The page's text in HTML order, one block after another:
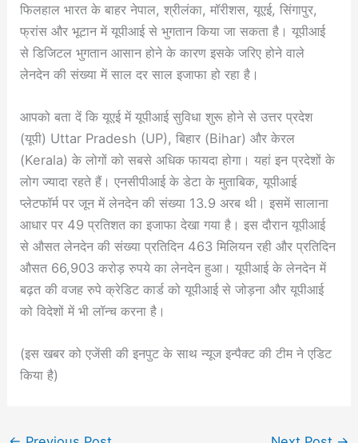
फिलहाल भारत के बाहर नेपाल, श्रीलंका, मॉरीशस, यूएई, सिंगापुर,
फ्रांस और भूटान में यूपीआई से भुगतान किया जा सकता है। यूपीआई
से डिजिटल भुगतान आसान होने के कारण इसके जरिए होने वाले
लेनदेन की संख्या में साल दर साल इजाफा हो रहा है।
आपको बता दें कि यूएई में यूपीआई सुविधा शुरू होने से उत्तर प्रदेश
(यूपी) Uttar Pradesh (UP), बिहार (Bihar) और केरल
(Kerala) के लोगों को सबसे अधिक फायदा होगा। यहां इन प्रदेशों के
लोग ज्यादा रहते हैं। एनसीपीआई के डेटा के मुताबिक, यूपीआई
प्लेटफॉर्म पर जून में लेनदेन की संख्या 13.9 अरब थी। इसमें सालाना
आधार पर 49 प्रतिशत का इजाफा देखा गया है। इस दौरान यूपीआई
से औसत लेनदेन की संख्या प्रतिदिन 463 मिलियन रही और प्रतिदिन
औसत 66,903 करोड़ रुपये का लेनदेन हुआ। यूपीआई के लेनदेन में
बढ़त की वजह रुपे क्रेडिट कार्ड को यूपीआई से जोड़ना और यूपीआई
को विदेशों में भी लॉन्च करना है।
(इस खबर को एजेंसी की इनपुट के साथ न्यूज इन्पैक्ट की टीम ने एडिट
किया है)